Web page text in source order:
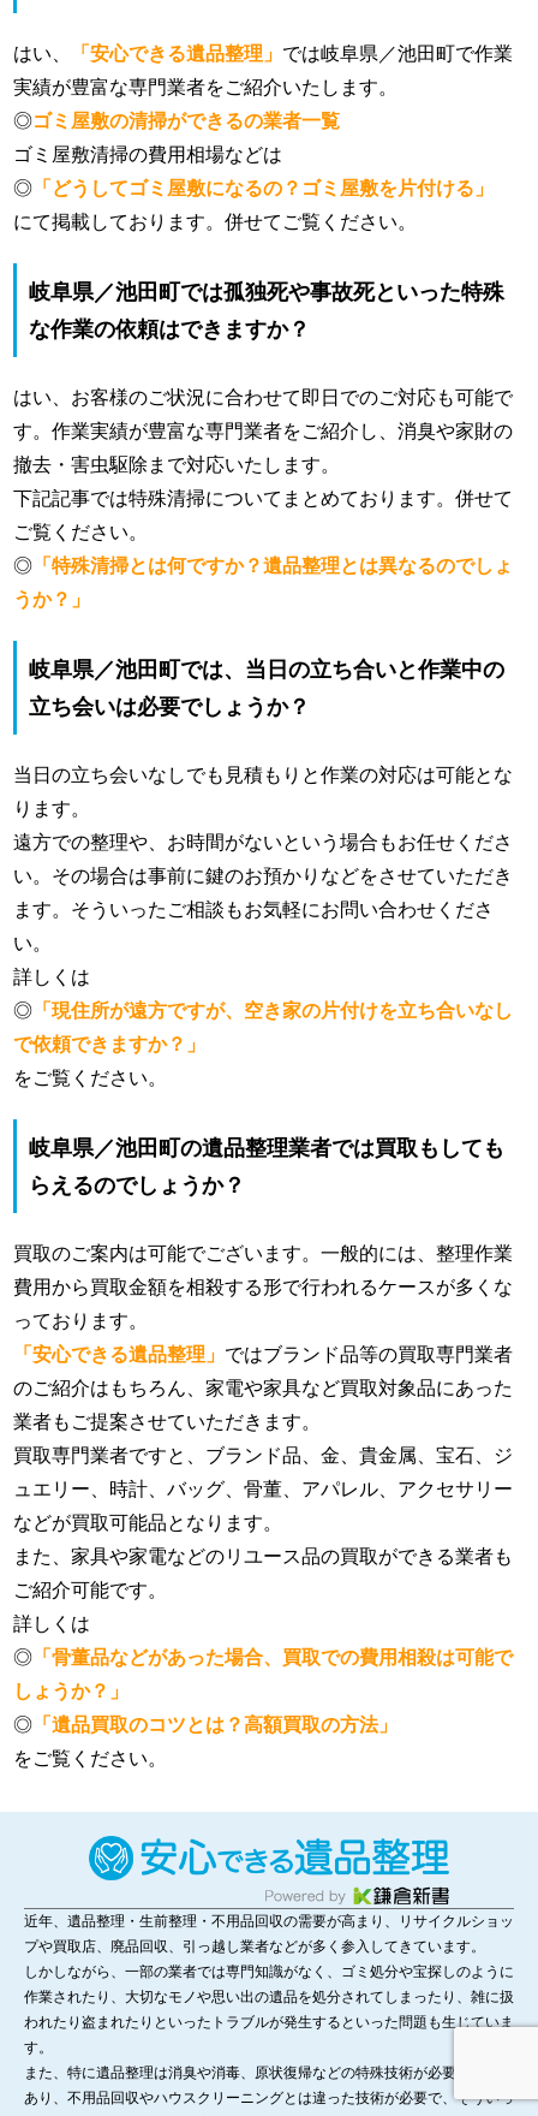
はい、 「安心できる遺品整理」 では岐阜県／池田町で作業
実績が豊富な専門業者をご紹介いたします。
◎ゴミ屋敷の清掃ができるの業者一覧
ゴミ屋敷清掃の費用相場などは
◎ 「どうしてゴミ屋敷になるの？ゴミ屋敷を片付ける」
にて掲載しております。併せてご覧ください。
岐阜県／池田町では孤独死や事故死といった特殊
な作業の依頼はできますか？
はい、お客様のご状況に合わせて即日でのご対応も可能で
す。作業実績が豊富な専門業者をご紹介し、消臭や家財の
撤去・害虫駆除まで対応いたします。
下記記事では特殊清掃についてまとめております。併せて
ご覧ください。
◎ 「特殊清掃とは何ですか？遺品整理とは異なるのでしょ
うか？」
岐阜県／池田町では、当日の立ち合いと作業中の
立ち会いは必要でしょうか？
当日の立ち会いなしでも見積もりと作業の対応は可能とな
ります。
遠方での整理や、お時間がないという場合もお任せくださ
い。その場合は事前に鍵のお預かりなどをさせていただき
ます。そういったご相談もお気軽にお問い合わせくださ
い。
詳しくは
◎ 「現住所が遠方ですが、空き家の片付けを立ち合いなし
で依頼できますか？」
をご覧ください。
岐阜県／池田町の遺品整理業者では買取もしても
らえるのでしょうか？
買取のご案内は可能でございます。一般的には、整理作業
費用から買取金額を相殺する形で行われるケースが多くな
っております。
「安心できる遺品整理」 ではブランド品等の買取専門業者
のご紹介はもちろん、家電や家具など買取対象品にあった
業者もご提案させていただきます。
買取専門業者ですと、ブランド品、金、貴金属、宝石、ジ
ュエリー、時計、バッグ、骨董、アパレル、アクセサリー
などが買取可能品となります。
また、家具や家電などのリユース品の買取ができる業者も
ご紹介可能です。
詳しくは
◎ 「骨董品などがあった場合、買取での費用相殺は可能で
しょうか？」
◎ 「遺品買取のコツとは？高額買取の方法」
をご覧ください。
近年、遺品整理・生前整理・不用品回収の需要が高まり、リサイクルショッ
プや買取店、廃品回収、引っ越し業者などが多く参入してきています。
しかしながら、一部の業者では専門知識がなく、ゴミ処分や宝探しのように
作業されたり、大切なモノや思い出の遺品を処分されてしまったり、雑に扱
われたり盗まれたりといったトラブルが発生するといった問題も生じていま
す。
また、特に遺品整理は消臭や消毒、原状復帰などの特殊技術が必要なことも
あり、不用品回収やハウスクリーニングとは違った技術が必要で、そういっ